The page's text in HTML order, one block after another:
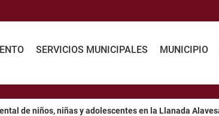
SERVICIOS MUNICIPALES MUNICIPIO
de niños, niñas y adolescentes en la Llanada